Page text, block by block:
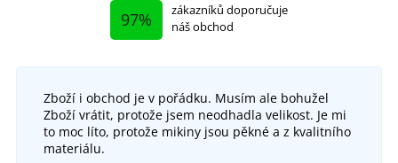
97%
zákazníků doporučuje
náš obchod
Zboží i obchod je v pořádku. Musím ale bohužel
Zboží vrátit, protože jsem neodhadla velikost. Je mi
to moc líto, protože mikiny jsou pěkné a z kvalitního
materiálu.